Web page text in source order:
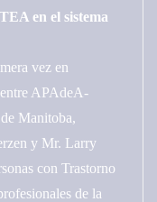
en el sistema
vez en
APAdeA-
Manitoba,
y Mr. Larry
con Trastorno
de la